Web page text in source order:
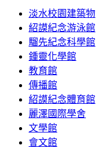
淡水校園建築物
紹謨紀念游泳館
騮先紀念科學館
鍾靈化學館
教育館
傳播館
紹謨紀念體育館
麗澤國際學舍
文學館
會文館